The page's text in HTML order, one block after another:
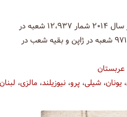
از مجموع ۲۰،۷۳۷ شعبه استارباکس در سال ۲۰۱۴ شمار ۱۲،۹۳۷ شعبه در
ایالات متحده، ۱٫۲۷۳ شعبه در کانادا و ۹۷۱ شعبه در ژاپن و بقیه شعب در
عربستان
یونان، شیلی، پرو، نیوزیلند، مالزی، لبنان،